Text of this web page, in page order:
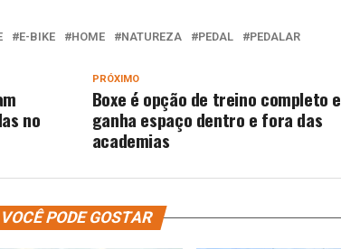
E-BIKE HOME NATUREZA PEDAL PEDALAR
PRÓXIMO
Boxe é opção de treino completo e
ganha espaço dentro e fora das
academias
no
VOCÊ PODE GOSTAR